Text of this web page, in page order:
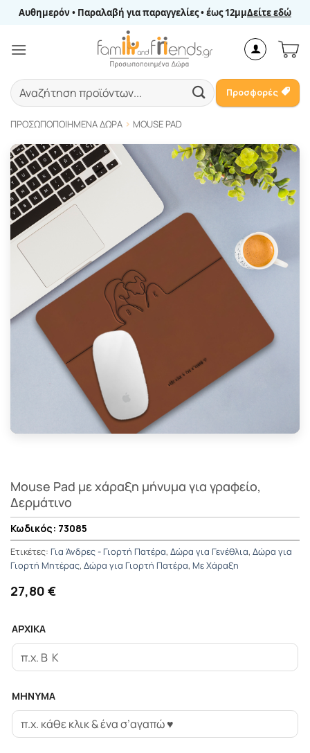
Μετάβαση
περιεχόμενο
Αυθημερόν • Παραλαβή για παραγγελίες • έως 12μμΔείτε εδώ
Αναζήτηση
για:
Προσφορές
ΠΡΟΣΩΠΟΠΟΙΗΜΈΝΑ ΔΏΡΑ MOUSE PAD
Mouse Pad με χάραξη μήνυμα για γραφείο,
Δερμάτινο
73085
Ετικέτες: Για Άνδρες - Γιορτή Πατέρα, Δώρα για Γενέθλια, Δώρα για
Γιορτή Μητέρας, Δώρα για Γιορτή Πατέρα, Με Χάραξη
27,80 €
ΑΡΧΙΚΑ
ΜΗΝΥΜΑ